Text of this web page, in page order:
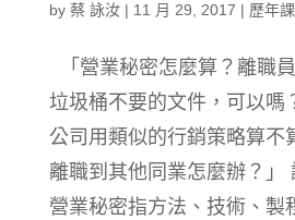
by 蔡 詠汝| 11 月 29, 2017 | 歷年
「營業秘密怎麼算？離職
垃圾桶不要的文件，可以嗎
公司用類似的行銷策略算不
離職到其他同業怎麼辦？」
營業秘密指方法、技術、製